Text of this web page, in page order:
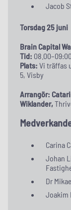
Jacob
Torsdag 25 juni
Brain Capital
Tid: 08.00–09:00
Plats: Vi träffas
5, Visby
Arrangör:
Wiklander,
Carina
Johan
Dr
Joakim